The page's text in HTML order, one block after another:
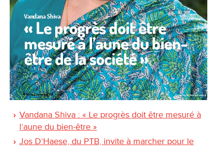
Vandana Shiva : « Le progrès doit être mesuré à
l’aune du bien-être »
Jos D’Haese, du PTB, invite à marcher pour le